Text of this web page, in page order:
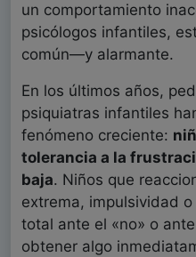
un comportamiento
psicólogos infantiles,
común—y alarmante.
En los últimos años,
psiquiatras infantiles
fenómeno creciente:
tolerancia a la
baja. Niños que
extrema, impulsividad
total ante el «no» o
obtener algo